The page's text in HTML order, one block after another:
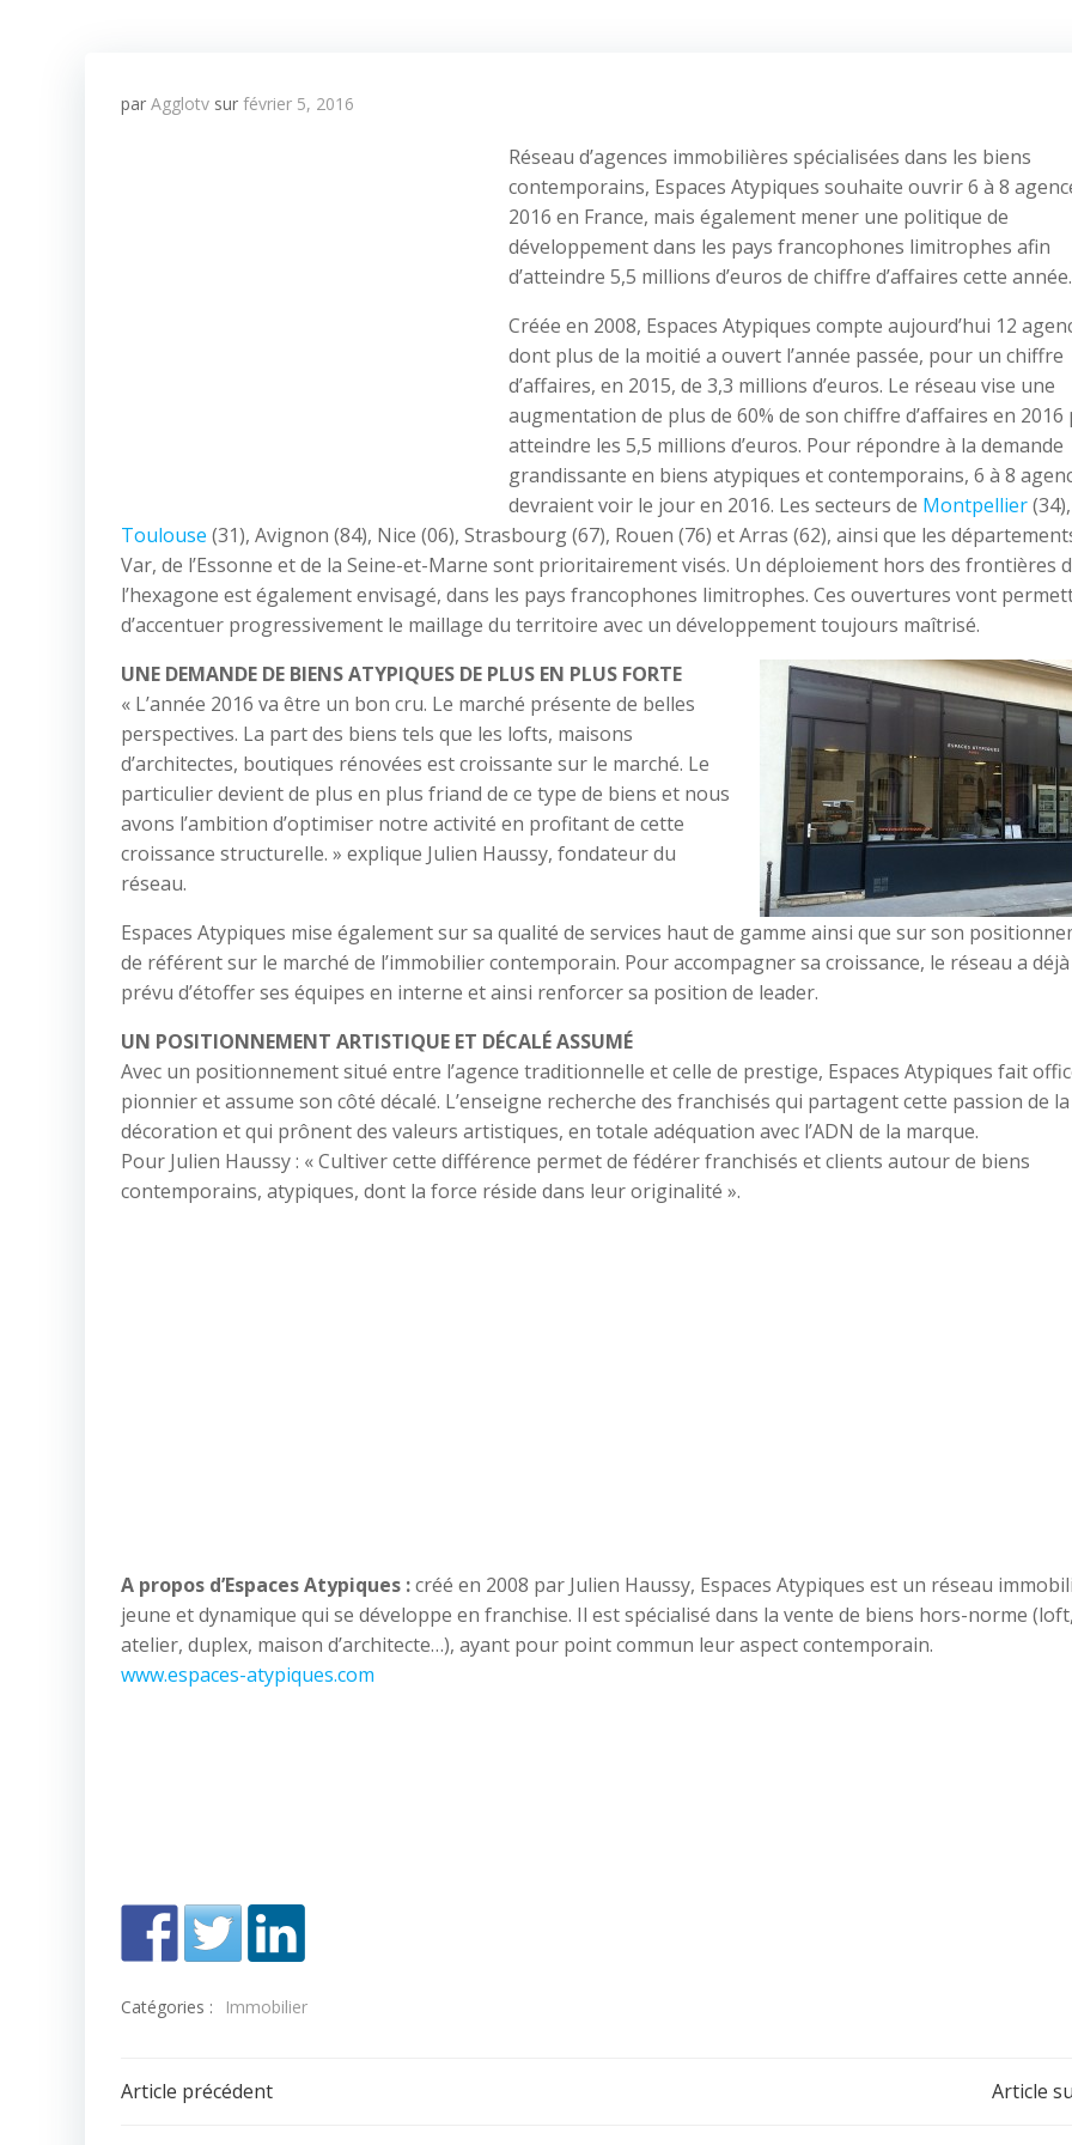
par Agglotv sur février 5, 2016
Réseau d’agences immobilières spécialisées dans les biens
contemporains, Espaces Atypiques souhaite ouvrir 6 à 8
2016 en France, mais également mener une politique de
développement dans les pays francophones limitrophes afin
d’atteindre 5,5 millions d’euros de chiffre d’affaires cette année.
Créée en 2008, Espaces Atypiques compte aujourd’hui 12
dont plus de la moitié a ouvert l’année passée, pour un chiffre
d’affaires, en 2015, de 3,3 millions d’euros. Le réseau vise une
augmentation de plus de 60% de son chiffre d’affaires en
atteindre les 5,5 millions d’euros. Pour répondre à la demande
grandissante en biens atypiques et contemporains, 6 à 8
devraient voir le jour en 2016. Les secteurs de Montpellier(34),
Toulouse (31), Avignon (84), Nice (06), Strasbourg (67), Rouen (76) et Arras (62), ainsi que les
Var, de l’Essonne et de la Seine-et-Marne sont prioritairement visés. Un déploiement hors des frontières
l’hexagone est également envisagé, dans les pays francophones limitrophes. Ces ouvertures vont
d’accentuer progressivement le maillage du territoire avec un développement toujours maîtrisé.
UNE DEMANDE DE BIENS ATYPIQUES DE PLUS EN PLUS FORTE
« L’année 2016 va être un bon cru. Le marché présente de belles
perspectives. La part des biens tels que les lofts, maisons
d’architectes, boutiques rénovées est croissante sur le marché. Le
particulier devient de plus en plus friand de ce type de biens et nous
avons l’ambition d’optimiser notre activité en profitant de cette
croissance structurelle. » explique Julien Haussy, fondateur du
réseau.
Espaces Atypiques mise également sur sa qualité de services haut de gamme ainsi que sur son
de référent sur le marché de l’immobilier contemporain. Pour accompagner sa croissance, le réseau a déjà
prévu d’étoffer ses équipes en interne et ainsi renforcer sa position de leader.
UN POSITIONNEMENT ARTISTIQUE ET DÉCALÉ ASSUMÉ
Avec un positionnement situé entre l’agence traditionnelle et celle de prestige, Espaces Atypiques fait
pionnier et assume son côté décalé. L’enseigne recherche des franchisés qui partagent cette passion de la
décoration et qui prônent des valeurs artistiques, en totale adéquation avec l’ADN de la marque.
Pour Julien Haussy : « Cultiver cette différence permet de fédérer franchisés et clients autour de biens
contemporains, atypiques, dont la force réside dans leur originalité ».
A propos d’Espaces Atypiques :créé en 2008 par Julien Haussy, Espaces Atypiques est un réseau
jeune et dynamique qui se développe en franchise. Il est spécialisé dans la vente de biens hors-norme
atelier, duplex, maison d’architecte…), ayant pour point commun leur aspect contemporain.
www.espaces-atypiques.com
Catégories : Immobilier
Navigation
Article précédent Article